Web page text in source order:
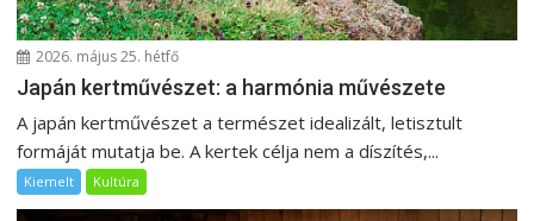
2026. május 25. hétfő
Japán kertművészet: a harmónia művészete
A japán kertművészet a természet idealizált, letisztult
formáját mutatja be. A kertek célja nem a díszítés,...
Kiemelt Kultúra